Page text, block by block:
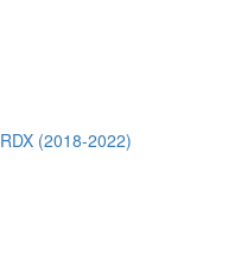
RDX (2018-2022)